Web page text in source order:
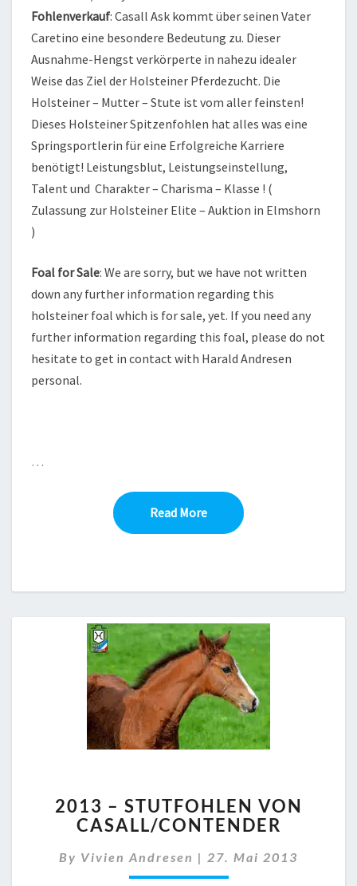
Fohlenverkauf: Casall Ask kommt über seinen Vater
Caretino eine besondere Bedeutung zu. Dieser
Ausnahme-Hengst verkörperte in nahezu idealer
Weise das Ziel der Holsteiner Pferdezucht. Die
Holsteiner – Mutter – Stute ist vom aller feinsten!
Dieses Holsteiner Spitzenfohlen hat alles was eine
Springsportlerin für eine Erfolgreiche Karriere
benötigt! Leistungsblut, Leistungseinstellung,
Talent und Charakter – Charisma – Klasse ! (
Zulassung zur Holsteiner Elite – Auktion in Elmshorn
)
Foal for Sale: We are sorry, but we have not written
down any further information regarding this
holsteiner foal which is for sale, yet. If you need any
further information regarding this foal, please do not
hesitate to get in contact with Harald Andresen
personal.
…
Read MoreRead More
–
STUTFOHLEN
CASALL/CONTENDER
2013 – STUTFOHLEN VON
CASALL/CONTENDER
By Vivien Andresen | 27. Mai 2013